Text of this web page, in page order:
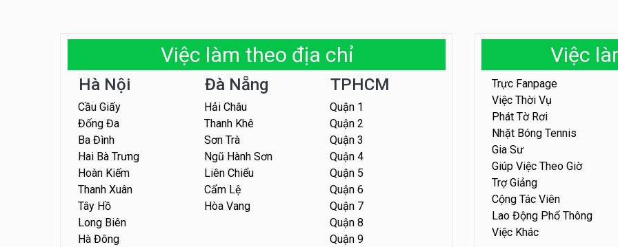
Việc làm theo địa chỉ
Hà Nội
Cầu Giấy
Đống Đa
Ba Đình
Hai Bà Trưng
Hoàn Kiếm
Thanh Xuân
Tây Hồ
Long Biên
Hà Đông
Đà Nẵng
Hải Châu
Thanh Khê
Sơn Trà
Ngũ Hành Sơn
Liên Chiểu
Cẩm Lệ
Hòa Vang
TPHCM
Quận 1
Quận 2
Quận 3
Quận 4
Quận 5
Quận 6
Quận 7
Quận 8
Quận 9
Việc
Trực Fanpage
Việc Thời Vụ
Phát Tờ Rơi
Nhặt Bóng Tennis
Gia Sư
Giúp Việc Theo Giờ
Trợ Giảng
Cộng Tác Viên
Lao Động Phổ Thông
Việc Khác